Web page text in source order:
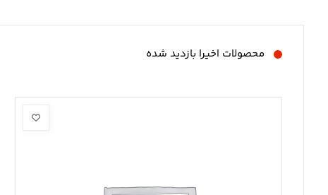
محصولات اخیرا بازدید شده